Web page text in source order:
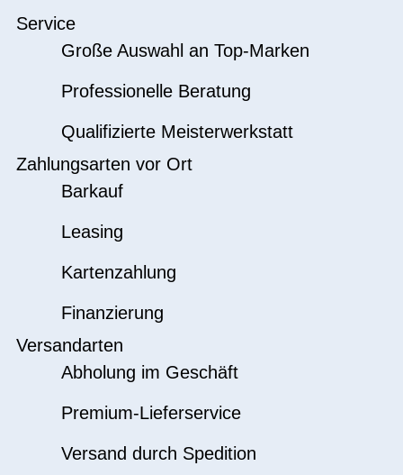
Service
Große Auswahl an Top-Marken
Professionelle Beratung
Qualifizierte Meisterwerkstatt
Zahlungsarten vor Ort
Barkauf
Leasing
Kartenzahlung
Finanzierung
Versandarten
Abholung im Geschäft
Premium-Lieferservice
Versand durch Spedition